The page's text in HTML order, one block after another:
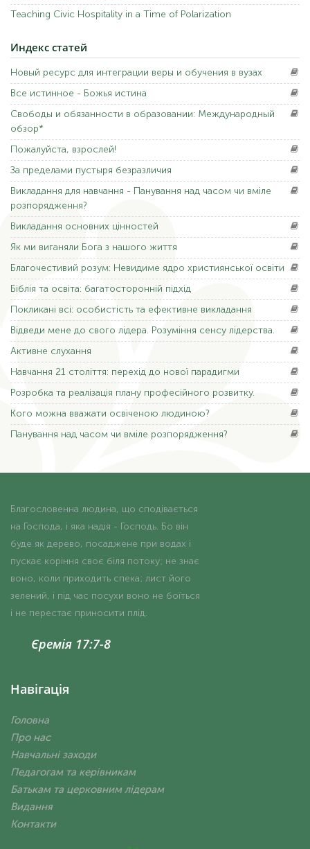
Всеістинне - Божа істина
Будь Ласка,доросліший!
Замежами пустири байдужості
Викладаннядля навчання - Панування над часом чи вміле
розпорядження?
Викладання
Якми виганяли Бога з нашого життя
Благочестивий розум: Невидиме ядро ​​християнської освіти
Бібліята освіта: багатосторонній підхід
Покликанівсі: особистість та ефективне викладання
Відведимене до свого лідера. Розуміння сенсу лідерства.
Активнеслухання
Навчання21 століття: перехід до нової парадигми
Розробката реалізація плану професійного розвитку.
Когоможна вважати освіченою людиною?
Пануваннянад часом чи вміле розпорядження?
Благословенна людина, що сподівається
на Господа, і яка надія - Господь. Бо він
Єремія 17:7-8
Навігація
Про нас
Батькам та церковним лідерам